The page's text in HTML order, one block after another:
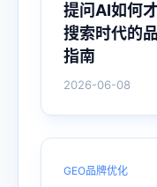
提问AI如何
搜索时代的
指南
2026-06-08
GEO品牌优化